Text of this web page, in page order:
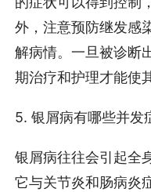
外，注意预防继发感
解病情。一旦被诊断
期治疗和护理才能使
5. 银屑病有哪些并发
银屑病往往会引起全
它与关节炎和肠病炎